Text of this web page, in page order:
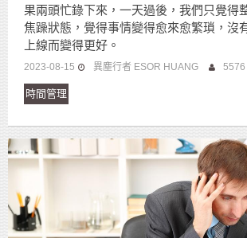
果兩頭忙錄下來，一天過後，我們只覺得
焦躁狀態，覺得事情變得愈來愈繁瑣，沒
上線而變得更好。
2023-08-15 異塵行者 ESOR HUANG 5576
時間管理